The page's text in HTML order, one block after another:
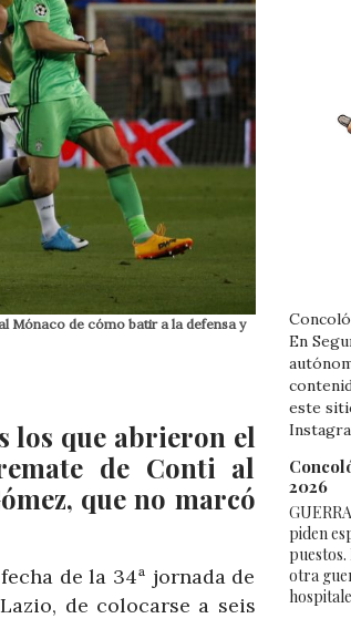
Mónaco de cómo batir a la defensa y
los que abrieron el
de Conti al
que no marcó
de la 34ª jornada de
de colocarse a seis
En
este
2026
piden
otra